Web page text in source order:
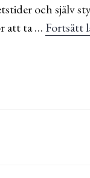
och själv
att ta … Fortsätt